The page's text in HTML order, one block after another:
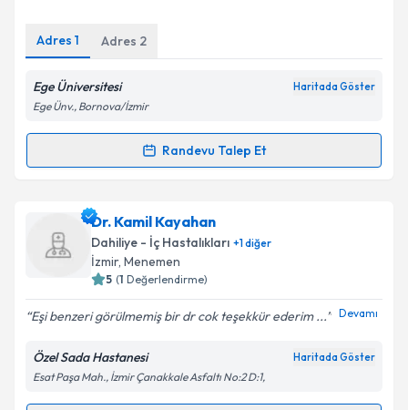
Kişisel verilerimin işlenmesine ilişkin
kapsamda işlenmesini kabul ediyorum.
Adres 1 Adres 2
Ege Üniversitesi Haritada Göster
Ege Ünv., Bornova/İzmir
Randevu Talep Et
Randevu Takvimi Talebi
Prof. Dr. Galip Ersöziçin randevu takvimi talebi
oluşturun. Size bu uzmandan randevu almanız için bir
takvim hazırlandığında e-posta ile bilgilendireceğiz.
Kişisel verilerimin işlenmesine ilişkin
Metni'ni okudum ve kişisel verilerimin belirtilen
Dr. Kamil Kayahan
Dahiliye - İç Hastalıkları +1diğer
İzmir, Menemen
5 (1 Değerlendirme)
Eşi benzeri görülmemiş bir dr cok teşekkür ederim ... Devamı
Özel Sada Hastanesi Haritada Göster
Esat Paşa Mah., İzmir Çanakkale Asfaltı No:2 D:1,